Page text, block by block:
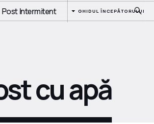
Post Intermitent GHIDUL ÎNCEPĂTORULUI
cu apă